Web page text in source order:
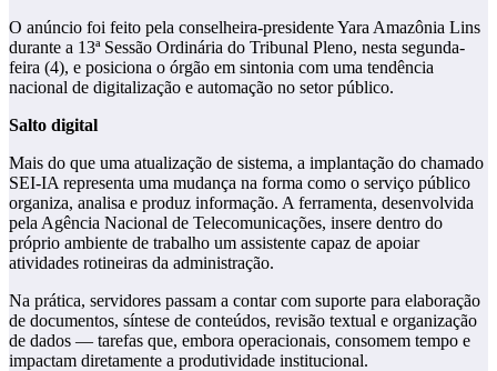
O anúncio foi feito pela conselheira-presidente Yara Amazônia Lins
durante a 13ª Sessão Ordinária do Tribunal Pleno, nesta segunda-
feira (4), e posiciona o órgão em sintonia com uma tendência
nacional de digitalização e automação no setor público.
Salto digital
Mais do que uma atualização de sistema, a implantação do chamado
SEI-IA representa uma mudança na forma como o serviço público
organiza, analisa e produz informação. A ferramenta, desenvolvida
pela Agência Nacional de Telecomunicações, insere dentro do
próprio ambiente de trabalho um assistente capaz de apoiar
atividades rotineiras da administração.
Na prática, servidores passam a contar com suporte para elaboração
de documentos, síntese de conteúdos, revisão textual e organização
de dados — tarefas que, embora operacionais, consomem tempo e
impactam diretamente a produtividade institucional.